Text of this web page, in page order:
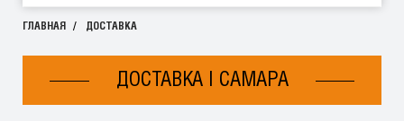
ГЛАВНАЯ ДОСТАВКА
ДОСТАВКА | САМАРА